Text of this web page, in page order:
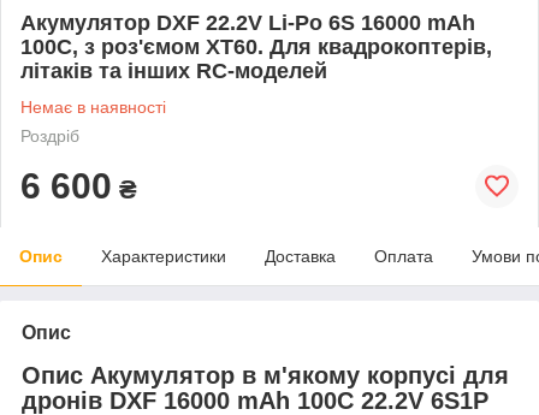
Aкумулятор DXF 22.2V Li-Po 6S 16000 mAh
100C, з роз'ємом XT60. Для квадрокоптерів,
літаків та інших RC-моделей
Немає в наявності
Роздріб
6 600 ₴
Опис Характеристики Доставка Оплата Умови
Опис
Опис Акумулятор в м'якому корпусі для
дронів DXF 16000 mAh 100C 22.2V 6S1P